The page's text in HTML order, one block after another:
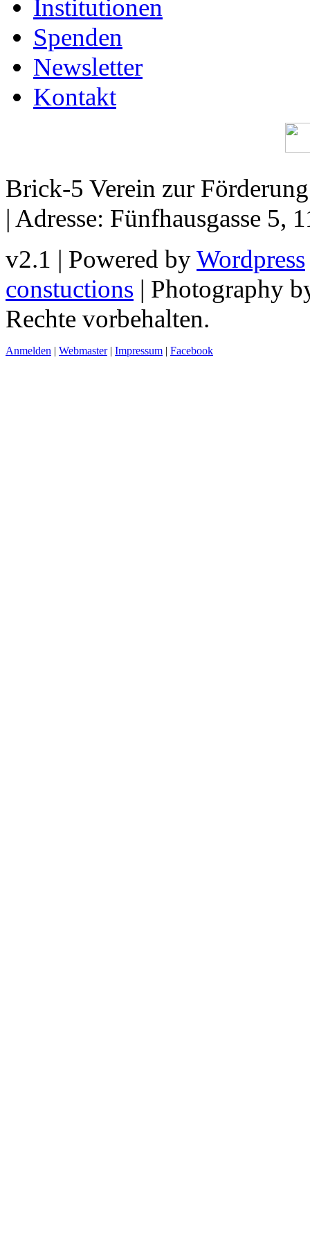
Institutionen
Spenden
Newsletter
Kontakt
Brick-5 Verein zur
| Adresse: Fünfhausgasse 5,
v2.1 | Powered byWordpress
constuctions | Photography
Rechte vorbehalten.
Anmelden | Webmaster| Impressum | Facebook